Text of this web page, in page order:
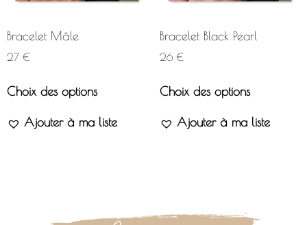
Bracelet Mâle
27 €
Choix des options
Ajouter à ma liste
Bracelet Black Pearl
26 €
Choix des options
Ajouter à ma liste